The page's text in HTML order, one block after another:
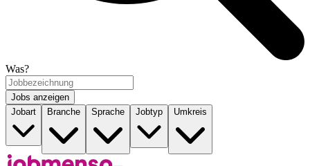
Was?
Jobs anzeigen
Jobart
Branche Sprache Jobtyp Umkreis